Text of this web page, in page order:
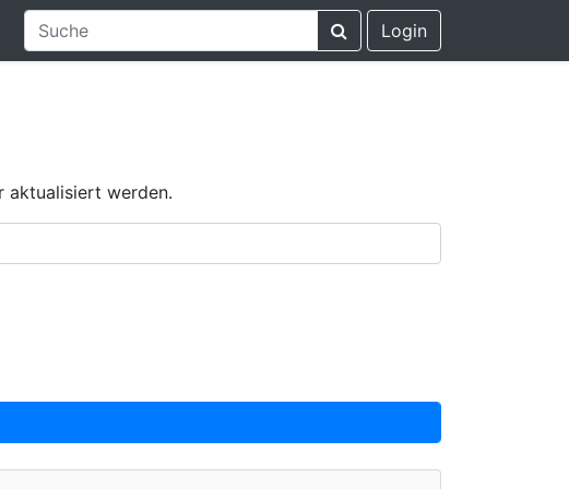
Login
aktualisiert werden.